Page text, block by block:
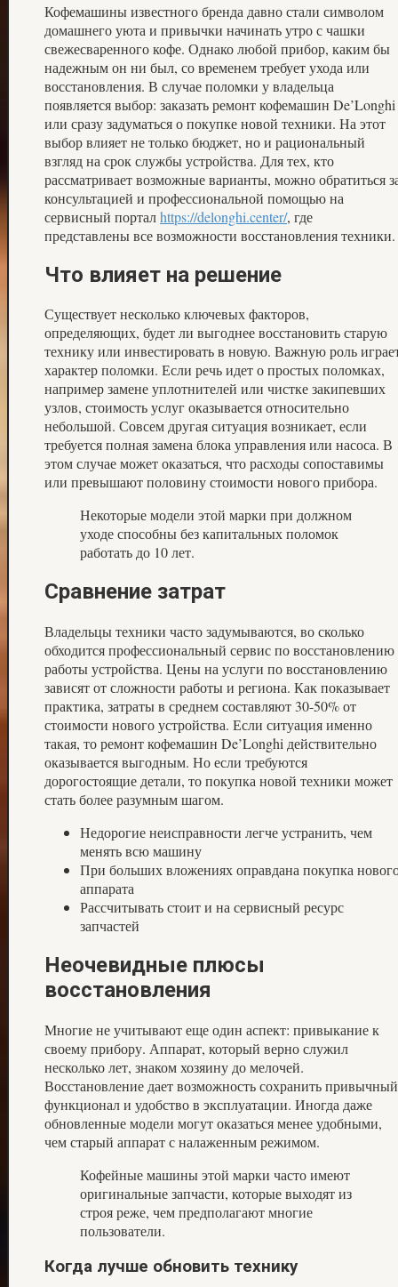
Кофемашины известного бренда давно стали символом
домашнего уюта и привычки начинать утро с чашки
свежесваренного кофе. Однако любой прибор, каким бы
надежным он ни был, со временем требует ухода или
восстановления. В случае поломки у владельца
появляется выбор: заказать ремонт кофемашин De’Longhi
или сразу задуматься о покупке новой техники. На этот
выбор влияет не только бюджет, но и рациональный
взгляд на срок службы устройства. Для тех, кто
рассматривает возможные варианты, можно обратиться
консультацией и профессиональной помощью на
сервисный порталhttps://delonghi.center/, где
представлены все возможности восстановления техники.
Что влияет на решение
Существует несколько ключевых факторов,
определяющих, будет ли выгоднее восстановить старую
технику или инвестировать в новую. Важную роль
характер поломки. Если речь идет о простых поломках,
например замене уплотнителей или чистке закипевших
узлов, стоимость услуг оказывается относительно
небольшой. Совсем другая ситуация возникает, если
требуется полная замена блока управления или насоса. В
этом случае может оказаться, что расходы сопоставимы
или превышают половину стоимости нового прибора.
Некоторые модели этой марки при должном
уходе способны без капитальных поломок
работать до 10 лет.
Сравнение затрат
Владельцы техники часто задумываются, во сколько
обходится профессиональный сервис по восстановлению
работы устройства. Цены на услуги по восстановлению
зависят от сложности работы и региона. Как показывает
практика, затраты в среднем составляют 30-50% от
стоимости нового устройства. Если ситуация именно
такая, то ремонт кофемашин De’Longhi действительно
оказывается выгодным. Но если требуются
дорогостоящие детали, то покупка новой техники может
стать более разумным шагом.
Недорогие неисправности легче устранить, чем
менять всю машину
При больших вложениях оправдана покупка
аппарата
Рассчитывать стоит и на сервисный ресурс
запчастей
Неочевидные плюсы
восстановления
Многие не учитывают еще один аспект: привыкание к
своему прибору. Аппарат, который верно служил
несколько лет, знаком хозяину до мелочей.
Восстановление дает возможность сохранить привычный
функционал и удобство в эксплуатации. Иногда даже
обновленные модели могут оказаться менее удобными,
чем старый аппарат с налаженным режимом.
Кофейные машины этой марки часто имеют
оригинальные запчасти, которые выходят из
строя реже, чем предполагают многие
пользователи.
Когда лучше обновить технику